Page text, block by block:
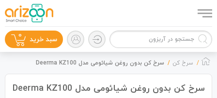
سبد خرید 0
سرخ کن سرخ کن بدون روغن شیائومی مدل Deerma KZ100
سرخ کن بدون روغن شیائومی مدل Deerma KZ100